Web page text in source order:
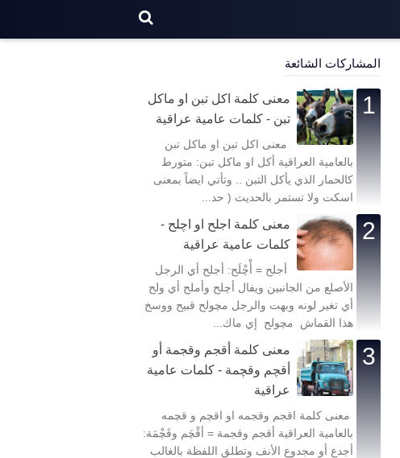
المشاركات الشائعة
معنى كلمة اكل تبن او ماكل
تبن - كلمات عامية عراقية
معنى اكل تبن او ماكل تبن
بالعامية العراقية أكل او ماكل تبن: متورط
كالحمار الذي يأكل التبن .. وتأتي ايضاً بمعنى
اسكت ولا تستمر بالحديث ( حد...
معنى كلمة اجلح او اچلح -
كلمات عامية عراقية
أجلح = أْچْلَح: أجلح أي الرجل
الأصلع من الجانبين ويفال أچلح وأملح أي ولح
أي تغير لونه وبهت والرجل مچولح قبيح ووسخ
هذا القماش مچولح إي ماك...
معنى كلمة أقجم وقجمة أو
أقچم وقچمة - كلمات عامية
عراقية
معنى كلمة اقجم وقجمه او اقچم و قچمه
بالعامية العراقية أقجم وقجمة = أقْچَم وقَچْمَة:
أجدع أو مجدوع الأنف وتطلق اللفظة بالغالب